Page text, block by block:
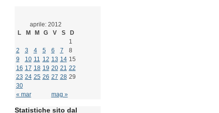
aprile: 2012
L
M M G V S D
« mar mag »
1
2
3 4 5 6 7
8
9
10 11 12 13 14 15
16 17 18 19 20 21 22
23 24 25 26 27 28 29
30
Statistiche sito dal